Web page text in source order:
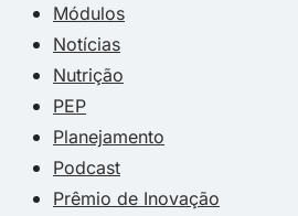
Módulos
Notícias
Nutrição
PEP
Planejamento
Podcast
Prêmio de Inovação